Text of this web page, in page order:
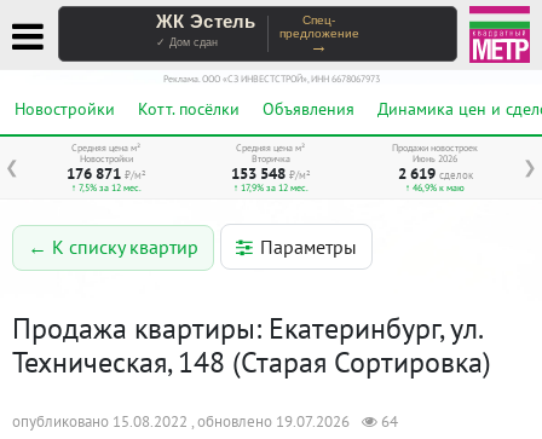
ЖК Эстель
✓ Дом сдан
Спец-
предложение
→
Реклама. ООО «СЗ ИНВЕСТСТРОЙ», ИНН 6678067973
Новостройки Котт. посёлки Объявления Динамика цен и
❮ ❯
Средняя цена м²
Новостройки
176 871 ₽/м²
↑ 7,5% за 12 мес.
Средняя цена м²
Вторичка
153 548 ₽/м²
↑ 17,9% за 12 мес.
Продажи новостроек
Июнь 2026
2 619 сделок
↑ 46,9% к маю
← К списку квартир Параметры
Продажа квартиры: Екатеринбург, ул.
Техническая, 148 (Старая Сортировка)
опубликовано 15.08.2022 , обновлено 19.07.2026 64